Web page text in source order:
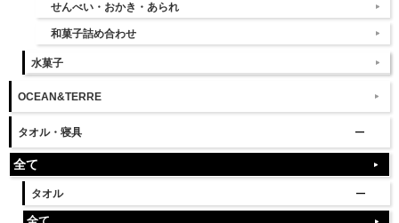
せんべい・おかき・あられ
和菓子詰め合わせ
水菓子
OCEAN&TERRE
タオル・寝具
全て
タオル